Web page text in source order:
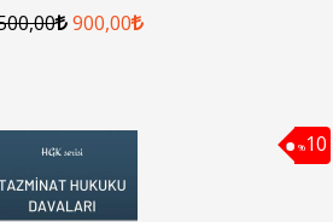
,00 900,00
%10